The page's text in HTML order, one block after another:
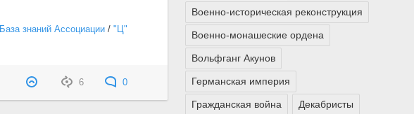
База знаний Ассоциации/ "Ц"
6 0
Военно-историческая реконструкция
Военно-монашеские ордена
Вольфганг Акунов
Германская империя
Гражданская война Декабристы